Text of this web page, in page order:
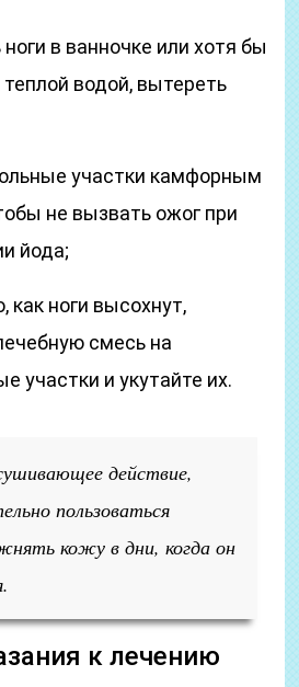
в ванночке или хотя бы
водой, вытереть
участки камфорным
не вызвать ожог при
йода;
как ноги высохнут,
смесь на
участки и укутайте их.
действие,
пользоваться
кожу в дни, когда он
к лечению